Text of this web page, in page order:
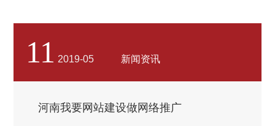
11 2019-05 新闻资讯
河南我要网站建设做网络推广